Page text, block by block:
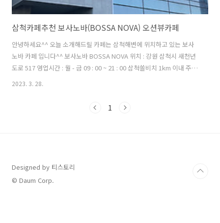
삼척카페추천 보사노바(BOSSA NOVA) 오션뷰카페
안녕하세요^^ 오늘 소개해드릴 카페는 삼척해변에 위치하고 있는 보사
노바 카페 입니다^^ 보사노바 BOSSA NOVA 위치 : 강원 삼척시 새천년
도로 517 영업시간 : 월 - 금 09 : 00 ~ 21 : 00 삼척쏠비치 1km 이내 주차
가능 지인들과 몇 번 가보고 신랑이랑 같이 다녀왔어요 ㅎㅎ 주말 오후시
있습니다! 여기서 메뉴 고르시고 들어가는걸 추천드려요^^ ( 버벅거리지
2023. 3. 28.
1
Designed by 티스토리
© Daum Corp.